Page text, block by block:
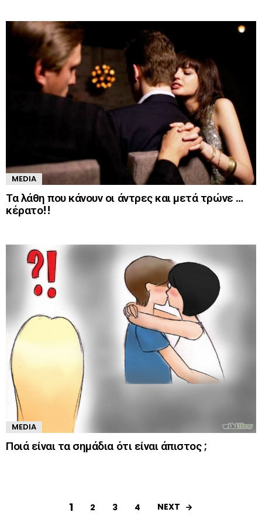
MEDIA
Τα λάθη που κάνουν οι άντρες και μετά τρώνε …
κέρατο!!
MEDIA
Ποιά είναι τα σημάδια ότι είναι άπιστος ;
1 2 3 4 NEXT